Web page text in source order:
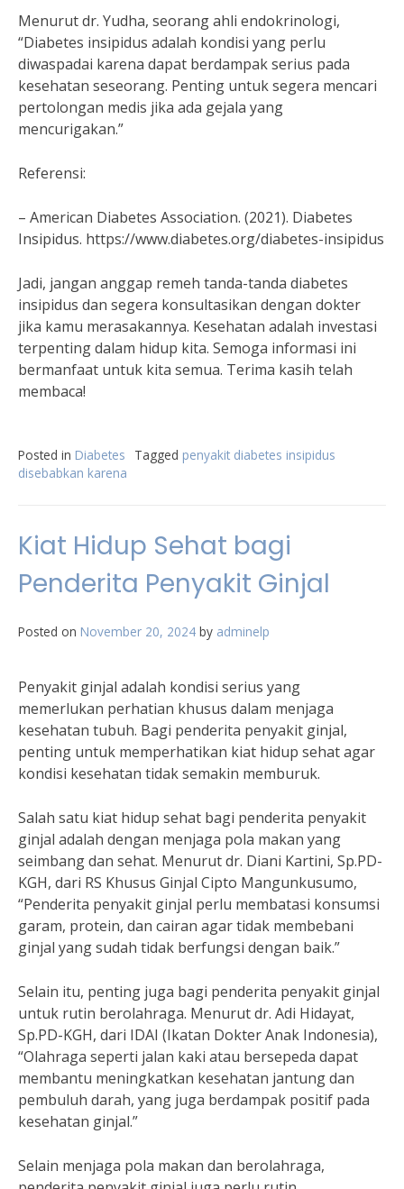
Menurut dr. Yudha, seorang ahli endokrinologi,
“Diabetes insipidus adalah kondisi yang perlu
diwaspadai karena dapat berdampak serius pada
kesehatan seseorang. Penting untuk segera mencari
pertolongan medis jika ada gejala yang
mencurigakan.”
Referensi:
– American Diabetes Association. (2021). Diabetes
Insipidus. https://www.diabetes.org/diabetes-insipidus
Jadi, jangan anggap remeh tanda-tanda diabetes
insipidus dan segera konsultasikan dengan dokter
jika kamu merasakannya. Kesehatan adalah investasi
terpenting dalam hidup kita. Semoga informasi ini
bermanfaat untuk kita semua. Terima kasih telah
membaca!
Posted in Diabetes Tagged penyakit diabetes insipidus
disebabkan karena
Kiat Hidup Sehat bagi
Penderita Penyakit Ginjal
Posted on November 20, 2024 by adminelp
Penyakit ginjal adalah kondisi serius yang
memerlukan perhatian khusus dalam menjaga
kesehatan tubuh. Bagi penderita penyakit ginjal,
penting untuk memperhatikan kiat hidup sehat agar
kondisi kesehatan tidak semakin memburuk.
Salah satu kiat hidup sehat bagi penderita penyakit
ginjal adalah dengan menjaga pola makan yang
seimbang dan sehat. Menurut dr. Diani Kartini, Sp.PD-
KGH, dari RS Khusus Ginjal Cipto Mangunkusumo,
“Penderita penyakit ginjal perlu membatasi konsumsi
garam, protein, dan cairan agar tidak membebani
ginjal yang sudah tidak berfungsi dengan baik.”
Selain itu, penting juga bagi penderita penyakit ginjal
untuk rutin berolahraga. Menurut dr. Adi Hidayat,
Sp.PD-KGH, dari IDAI (Ikatan Dokter Anak Indonesia),
“Olahraga seperti jalan kaki atau bersepeda dapat
membantu meningkatkan kesehatan jantung dan
pembuluh darah, yang juga berdampak positif pada
kesehatan ginjal.”
Selain menjaga pola makan dan berolahraga,